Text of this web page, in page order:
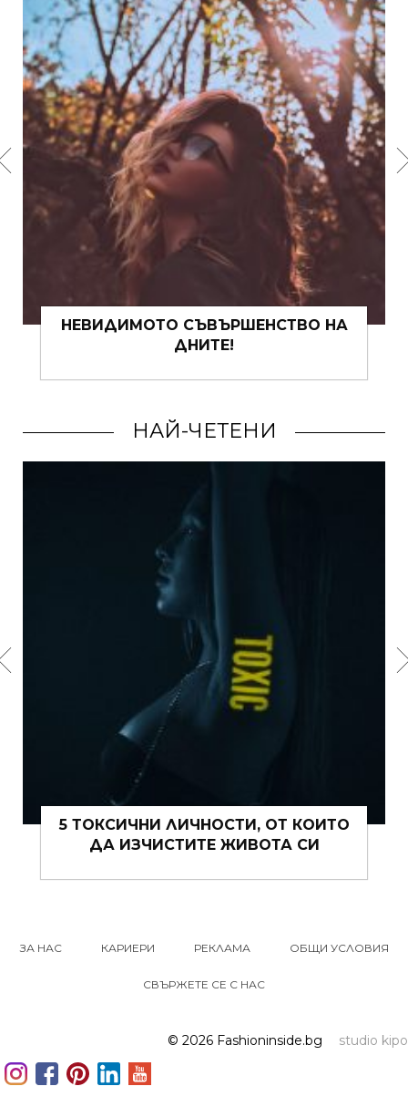
СМУТИ ФИЕСТА: ЗДРАВОСЛОВНИ
ОПЦИИ, С КОИТО ДА СЪБЕРЕМ
НАЙ-ЧЕТЕНИ
15 ЩИПКИ РОМАНТИКА КЪМ ЖИВОТА
ВИ ТОВА ЛЯТО
ЗА НАС КАРИЕРИ РЕКЛАМА ОБЩИ УСЛОВИЯ
СВЪРЖЕТЕ СЕ С НАС
studio kipo
© 2026 Fashioninside.bg